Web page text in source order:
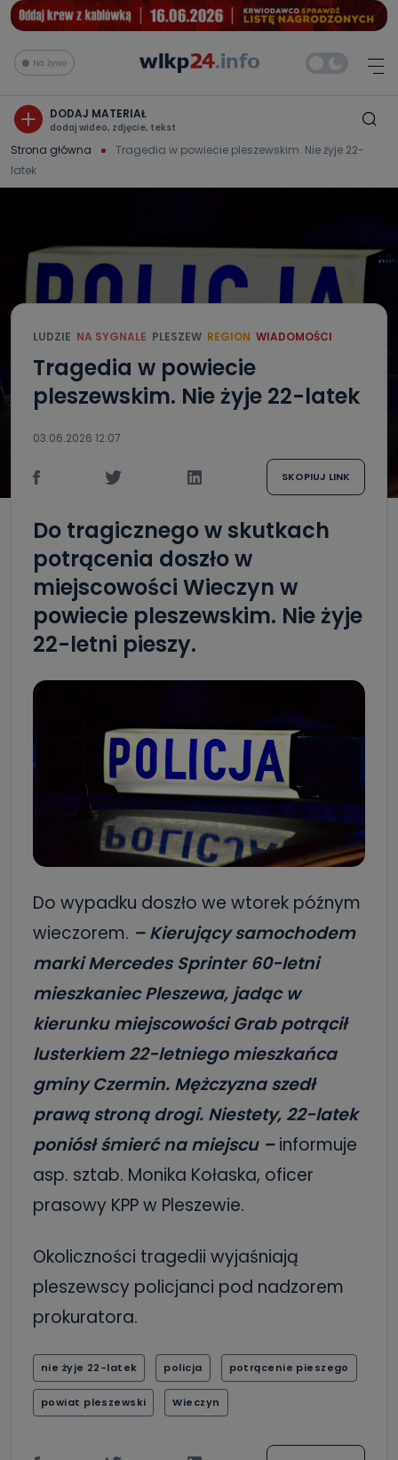
Na żywo
DODAJ MATERIAŁ
dodaj wideo, zdjęcie, tekst
Strona główna
Tragedia w powiecie pleszewskim. Nie żyje 22-
latek
LUDZIE NA SYGNALE PLESZEW REGION WIADOMOŚCI
Tragedia w powiecie
pleszewskim. Nie żyje 22-latek
03.06.2026 12:07
SKOPIUJ LINK
Do tragicznego w skutkach
potrącenia doszło w
miejscowości Wieczyn w
powiecie pleszewskim. Nie żyje
22-letni pieszy.
Do wypadku doszło we wtorek późnym
wieczorem. – Kierujący samochodem
marki Mercedes Sprinter 60-letni
mieszkaniec Pleszewa, jadąc w
kierunku miejscowości Grab potrącił
lusterkiem 22-letniego mieszkańca
gminy Czermin. Mężczyzna szedł
prawą stroną drogi. Niestety, 22-latek
poniósł śmierć na miejscu –informuje
asp. sztab. Monika Kołaska, oficer
prasowy KPP w Pleszewie.
Okoliczności tragedii wyjaśniają
pleszewscy policjanci pod nadzorem
prokuratora.
nie żyje 22-latek policja potrącenie pieszego
powiat pleszewski Wieczyn